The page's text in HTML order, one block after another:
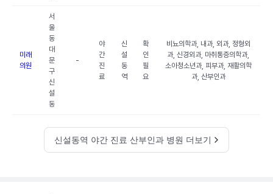
미래
의원
서
울
동
대
문
구
신
설
동
-
야
간
진
료
신
설
동
역
확
인
필
요
비뇨의학과, 내과, 외과, 정형외
과, 신경외과, 마취통증의학과,
소아청소년과, 피부과, 재활의학
과, 산부인과
신설동역 야간 진료 산부인과 병원 더보기